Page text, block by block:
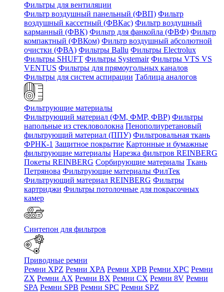
Фильтры для вентиляции
Фильтр воздушный панельный (ФВП) Фильтр
воздушный кассетный (ФВКас) Фильтр воздушный
карманный (ФВК) Фильтр для фанкойла (ФВФ) Фильтр
компактный (ФВКом) Фильтр воздушный абсолютной
очистки (ФВА) Фильтры Ballu Фильтры Electrolux
Фильтры SHUFT Фильтры Systemair Фильтры VTS VS
VENTUS Фильтры для прямоугольных каналов
Фильтры для систем аспирации Таблица аналогов
Фильтрующие материалы
Фильтрующий материал (ФМ, ФМР, ФВР) Фильтры
напольные из стекловолокна Пенополиуретановый
фильтрующий материал (ППУ) Фильтровальная ткань
ФРНК-1 Защитное покрытие Картонные и бумажные
фильтрующие материалы Нарезка фильтров REINBERG
Покеты REINBERG Сорбирующие материалы Ткань
Петрянова Фильтрующие материалы ФилТек
Фильтрующий материал REINBERG Фильтры
картриджи Фильтры потолочные для покрасочных
камер
Синтепон для фильтров
Приводные ремни
Ремни XPZ Ремни XPA Ремни XPB Ремни XPC Ремни
ZX Ремни AX Ремни BX Ремни CX Ремни 8V Ремни
SPA Ремни SPB Ремни SPC Ремни SPZ